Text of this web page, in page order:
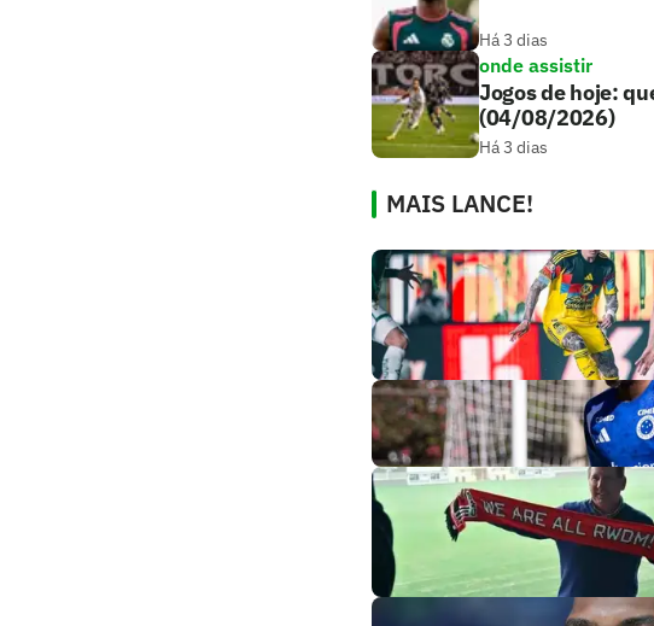
Há 3 dias
onde assistir
Jogos de hoje:
(04/08/2026)
Há 3 dias
MAIS LANCE!